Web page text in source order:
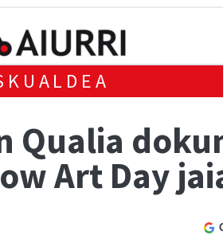
Qualia
Art Day